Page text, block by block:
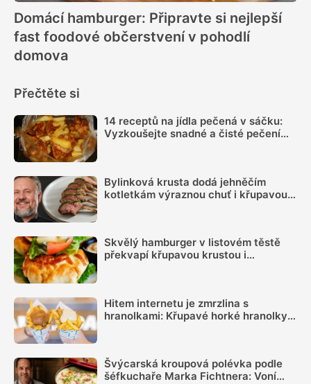
Domácí hamburger: Připravte si nejlepší
fast foodové občerstvení v pohodlí
domova
Přečtěte si
14 receptů na jídla pečená v sáčku:
Vyzkoušejte snadné a čisté pečení
Bylinková krusta dodá jehněčím
kotletkám výraznou chuť i křupavou
Skvělý hamburger v listovém těstě
překvapí křupavou krustou i
Hitem internetu je zmrzlina s
hranolkami: Křupavé horké hranolky s
Švýcarská kroupová polévka podle
šéfkuchaře Marka Fichtnera: Voní